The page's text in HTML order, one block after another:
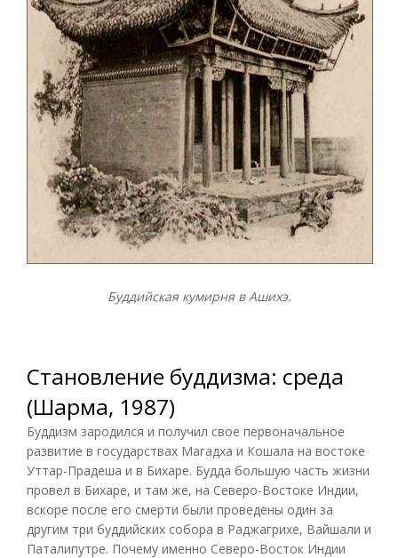
Буддийская кумирня в Ашихэ.
Становление буддизма: среда
(Шарма, 1987)
Буддизм зародился и получил свое первоначальное
развитие в государствах Магадха и Кошала на востоке
Уттар-Прадеша и в Бихаре. Будда большую часть жизни
провел в Бихаре, и там же, на Северо-Востоке Индии,
вскоре после его смерти были проведены один за
другим три буддийских собора в Раджагрихе, Вайшали и
Паталипутре. Почему именно Северо-Восток Индии